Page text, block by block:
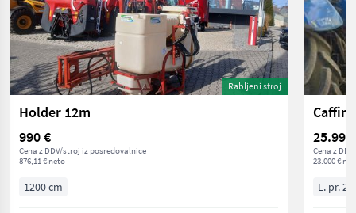
Rabljeni stroj
Holder 12m
990 €
Cena z DDV/stroj iz posredovalnice
876,11 € neto
1200 cm
Caffini
25.990
Cena z
23.000 €
L. pr.